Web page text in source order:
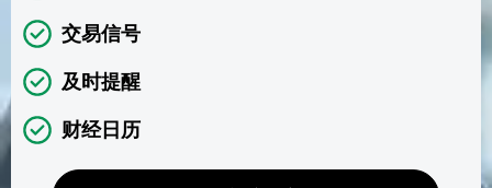
交易信号
及时提醒
财经日历